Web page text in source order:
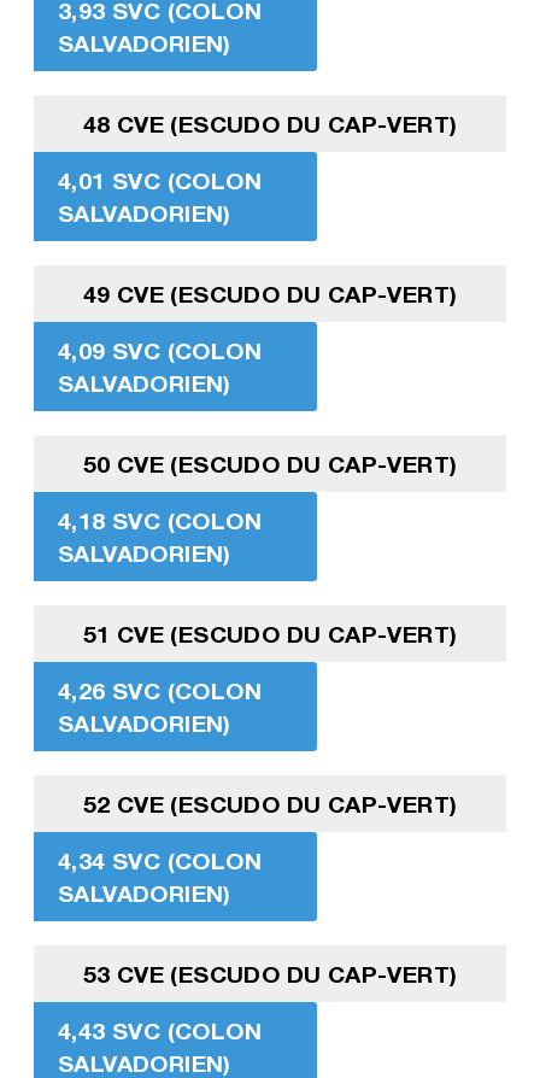
3,93 SVC (COLON
SALVADORIEN)
48 CVE (ESCUDO DU CAP-VERT)
4,01 SVC (COLON
SALVADORIEN)
49 CVE (ESCUDO DU CAP-VERT)
4,09 SVC (COLON
SALVADORIEN)
50 CVE (ESCUDO DU CAP-VERT)
4,18 SVC (COLON
SALVADORIEN)
51 CVE (ESCUDO DU CAP-VERT)
4,26 SVC (COLON
SALVADORIEN)
52 CVE (ESCUDO DU CAP-VERT)
4,34 SVC (COLON
SALVADORIEN)
53 CVE (ESCUDO DU CAP-VERT)
4,43 SVC (COLON
SALVADORIEN)